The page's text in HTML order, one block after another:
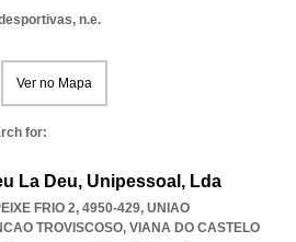
n.e.
Ver no Mapa
for:
La Deu, Unipessoal, Lda
FRIO 2, 4950-429, UNIAO
TROVISCOSO, VIANA DO CASTELO